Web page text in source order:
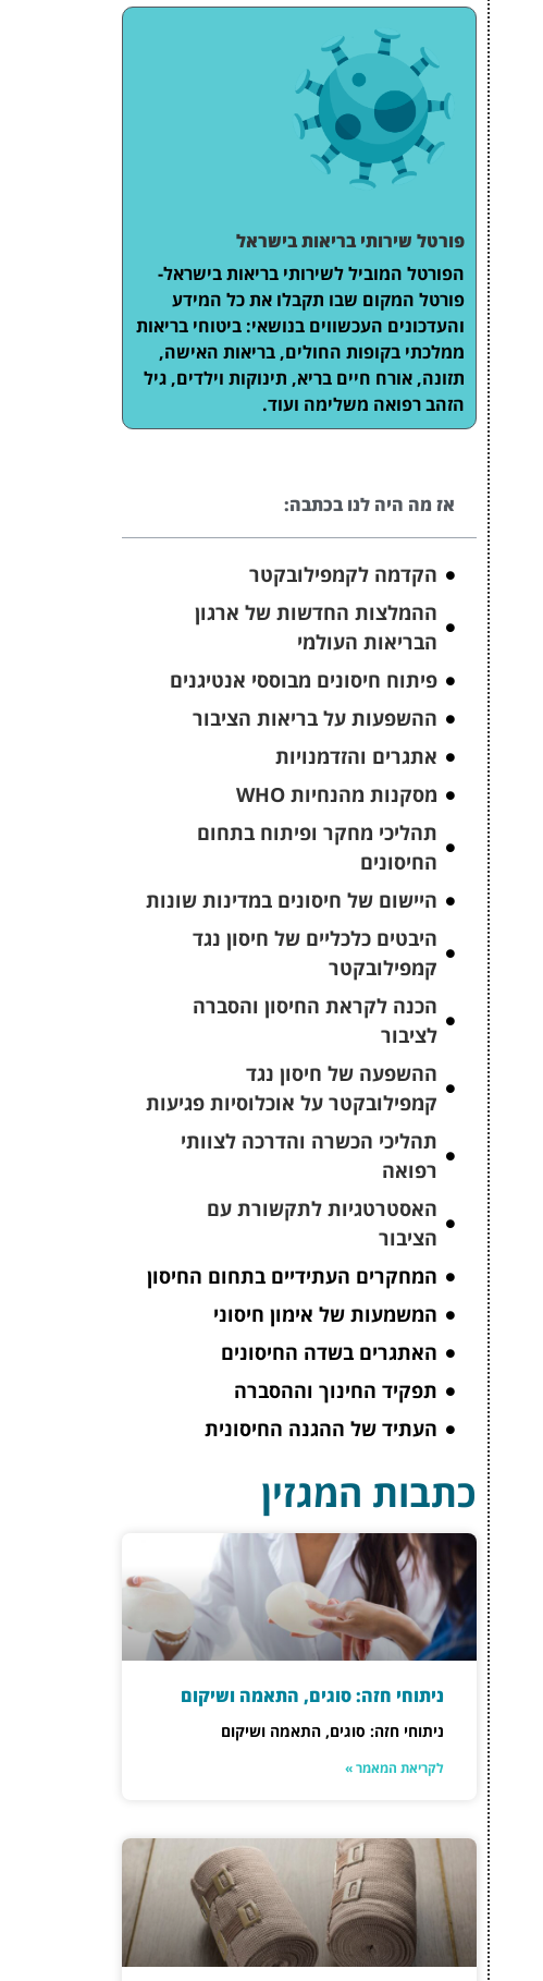
פורטל שירותי בריאות בישראל
הפורטל המוביל לשירותי בריאות בישראל-
פורטל המקום שבו תקבלו את כל המידע
והעדכונים העכשווים בנושאי: ביטוחי בריאות
ממלכתי בקופות החולים, בריאות האישה,
תזונה, אורח חיים בריא, תינוקות וילדים, גיל
הזהב רפואה משלימה ועוד.
אז מה היה לנו בכתבה:
הקדמה לקמפילובקטר
ההמלצות החדשות של ארגון
הבריאות העולמי
פיתוח חיסונים מבוססי אנטיגנים
ההשפעות על בריאות הציבור
אתגרים והזדמנויות
מסקנות מהנחיות WHO
תהליכי מחקר ופיתוח בתחום
החיסונים
היישום של חיסונים במדינות שונות
היבטים כלכליים של חיסון נגד
קמפילובקטר
הכנה לקראת החיסון והסברה
לציבור
ההשפעה של חיסון נגד
קמפילובקטר על אוכלוסיות פגיעות
תהליכי הכשרה והדרכה לצוותי
רפואה
האסטרטגיות לתקשורת עם
הציבור
המחקרים העתידיים בתחום החיסון
המשמעות של אימון חיסוני
האתגרים בשדה החיסונים
תפקיד החינוך וההסברה
העתיד של ההגנה החיסונית
כתבות המגזין
ניתוחי חזה: סוגים, התאמה ושיקום
ניתוחי חזה: סוגים, התאמה ושיקום
לקריאת המאמר »